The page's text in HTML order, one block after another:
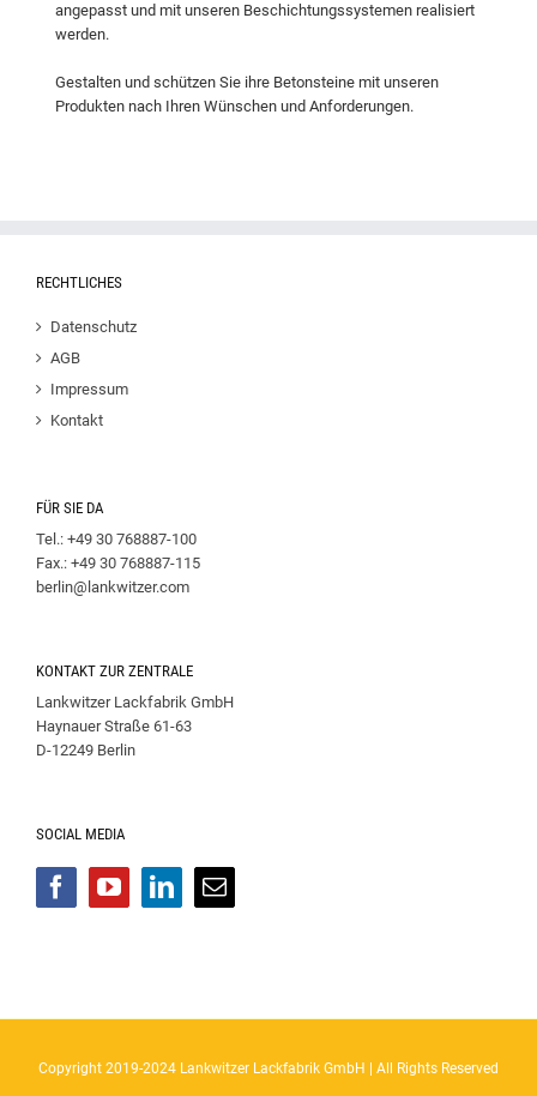
angepasst und mit unseren Beschichtungssystemen realisiert
werden.
Gestalten und schützen Sie ihre Betonsteine mit unseren
Produkten nach Ihren Wünschen und Anforderungen.
RECHTLICHES
Datenschutz
AGB
Impressum
Kontakt
FÜR SIE DA
Tel.: +49 30 768887-100
Fax.: +49 30 768887-115
berlin@lankwitzer.com
KONTAKT ZUR ZENTRALE
Lankwitzer Lackfabrik GmbH
Haynauer Straße 61-63
D-12249 Berlin
SOCIAL MEDIA
Copyright 2019-2024 Lankwitzer Lackfabrik GmbH | All Rights Reserved